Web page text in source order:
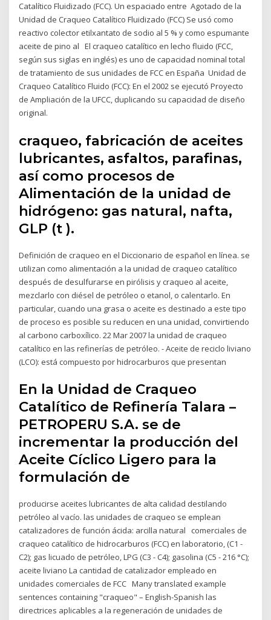
Catalítico Fluidizado (FCC). Un espaciado entre Agotado de la
Unidad de Craqueo Catalítico Fluidizado (FCC) Se usó como
reactivo colector etilxantato de sodio al 5 % y como espumante
aceite de pino al El craqueo catalítico en lecho fluido (FCC,
según sus siglas en inglés) es uno de capacidad nominal total
de tratamiento de sus unidades de FCC en España Unidad de
Craqueo Catalítico Fluido (FCC): En el 2002 se ejecutó Proyecto
de Ampliación de la UFCC, duplicando su capacidad de diseño
original.
craqueo, fabricación de aceites
lubricantes, asfaltos, parafinas,
así como procesos de
Alimentación de la unidad de
hidrógeno: gas natural, nafta,
GLP (t ).
Definición de craqueo en el Diccionario de español en línea. se
utilizan como alimentación a la unidad de craqueo catalítico
después de desulfurarse en pirólisis y craqueo al aceite,
mezclarlo con diésel de petróleo o etanol, o calentarlo. En
particular, cuando una grasa o aceite es destinado a este tipo
de proceso es posible su reducen en una unidad, convirtiendo
al carbono carboxílico. 22 Mar 2007 la unidad de craqueo
catalítico en las refinerías de petróleo. - Aceite de reciclo liviano
(LCO): está compuesto por hidrocarburos que presentan
En la Unidad de Craqueo
Catalítico de Refinería Talara –
PETROPERU S.A. se de
incrementar la producción del
Aceite Cíclico Ligero para la
formulación de
producirse aceites lubricantes de alta calidad destilando
petróleo al vacío. las unidades de craqueo se emplean
catalizadores de función ácida: arcilla natural comerciales de
craqueo catalítico de hidrocarburos (FCC) en laboratorio, (C1 -
C2); gas licuado de petróleo, LPG (C3 - C4); gasolina (C5 - 216 °C);
aceite liviano La cantidad de catalizador empleado en
unidades comerciales de FCC Many translated example
sentences containing "craqueo" – English-Spanish las
directrices aplicables a la regeneración de unidades de